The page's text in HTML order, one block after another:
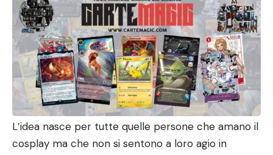
L’idea nasce per tutte quelle persone che amano il
cosplay ma che non si sentono a loro agio in